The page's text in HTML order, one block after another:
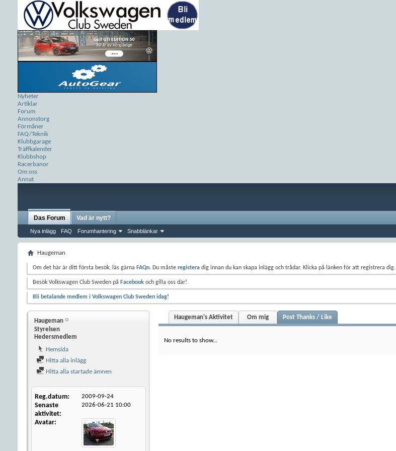
Nyheter
Artiklar
Forum
Annonstorg
Förmåner
FAQ/Teknik
Klubbgarage
Träffkalender
Klubbshop
Racerbanor
Om oss
Annat
Das Forum
Nya inlägg FAQ Forumhantering Snabblänkar
Vad är nytt?
Haugeman
Om det här är ditt första besök, läs gärna FAQn. Du måste registera dig innan du kan skapa inlägg och trådar. Klicka på länken för att registrera dig.
Besök Volkswagen Club Sweden på Facebook och gilla oss där!
Bli betalande medlem i Volkswagen Club Sweden idag!
Haugeman
Styrelsen
Hedersmedlem
Hemsida
Hitta alla inlägg
Hitta alla startade ämnen
Reg.datum 2009-09-24
Senaste
aktivitet
2026-06-21 10:00
Avatar
Haugeman's Aktivitet Om mig Post Thanks / Like
No results to show...